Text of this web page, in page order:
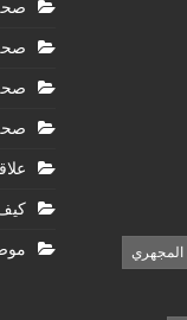
المجهري